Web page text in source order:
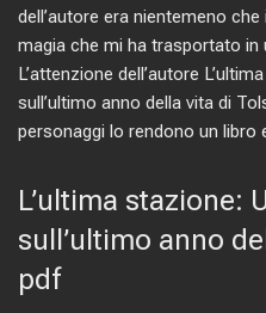
dell’autore era nientemeno
magia che mi ha trasportato in
L’attenzione dell’autore
sull’ultimo anno della vita di
personaggi lo rendono un libro
L’ultima stazione:
sull’ultimo anno
pdf